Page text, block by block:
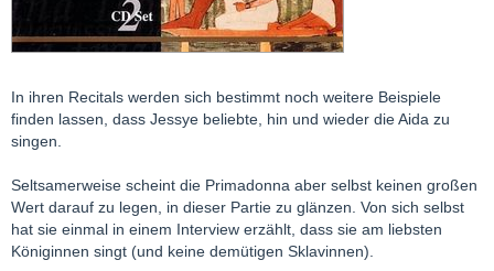
In ihren Recitals werden sich bestimmt noch weitere Beispiele
finden lassen, dass Jessye beliebte, hin und wieder die Aida zu
singen.
Seltsamerweise scheint die Primadonna aber selbst keinen großen
Wert darauf zu legen, in dieser Partie zu glänzen. Von sich selbst
hat sie einmal in einem Interview erzählt, dass sie am liebsten
Königinnen singt (und keine demütigen Sklavinnen).